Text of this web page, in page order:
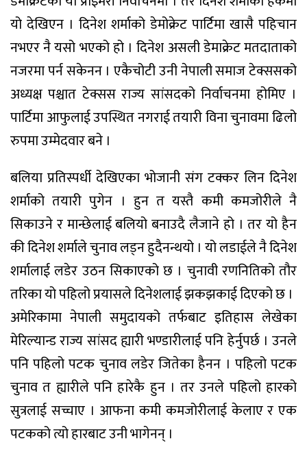
यो देखिएन । दिनेश शर्माको डेमोक्रेट पार्टिमा खासै पहिचान
नभएर नै यसो भएको हो । दिनेश असली डेमाक्रेट मतदाताको
नजरमा पर्न सकेनन । एकैचोटी उनी नेपाली समाज टेक्ससको
अध्यक्ष पश्चात टेक्सस राज्य सांसदको निर्वाचनमा होमिए ।
पार्टिमा आफुलाई उपस्थित नगराई तयारी विना चुनावमा ढिलो
रुपमा उम्मेदवार बने ।
बलिया प्रतिस्पर्धी देखिएका भोजानी संग टक्कर लिन दिनेश
शर्माको तयारी पुगेन । हुन त यस्तै कमी कमजोरीले नै
सिकाउने र मान्छेलाई बलियो बनाउदै लैजाने हो । तर यो हैन
की दिनेश शर्माले चुनाव लड्न हुदैनन्थयो । यो लडाईले नै दिनेश
शर्मालाई लडेर उठन सिकाएको छ । चुनावी रणनितिको तौर
तरिका यो पहिलो प्रयासले दिनेशलाई झकझकाई दिएको छ ।
अमेरिकामा नेपाली समुदायको तर्फबाट इतिहास लेखेका
मेरिल्यान्ड राज्य सांसद ह्यारी भण्डारीलाई पनि हेर्नुपर्छ । उनले
पनि पहिलो पटक चुनाव लडेर जितेका हैनन । पहिलो पटक
चुनाव त ह्यारीले पनि हारेकै हुन । तर उनले पहिलो हारको
सुत्रलाई सच्चाए । आफना कमी कमजोरीलाई केलाए र एक
पटकको त्यो हारबाट उनी भागेनन् ।